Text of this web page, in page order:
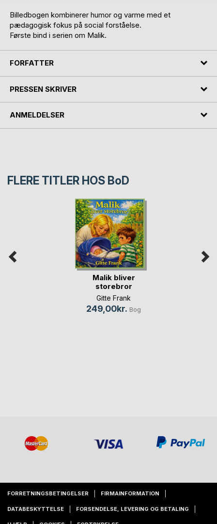
Billedbogen kombinerer humor og varme med et
pædagogisk fokus på social forståelse.
Første bind i serien om Malik.
FORFATTER
PRESSEN SKRIVER
ANMELDELSER
FLERE TITLER HOS BoD
Malik bliver
storebror
Gitte Frank
249,00kr. Bog
FORRETNINGSBETINGELSER FIRMAINFORMATION
DATABESKYTTELSE FORSENDELSE, LEVERING OG BETALING